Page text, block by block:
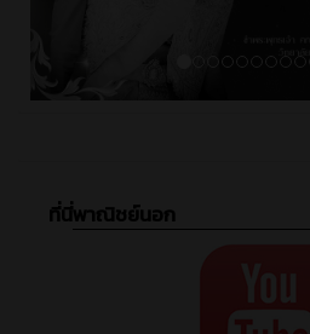
ที่นี่พาณิชย์นอก